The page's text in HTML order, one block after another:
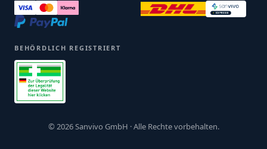
BEHÖRDLICH REGISTRIERT
© 2026 Sanvivo GmbH · Alle Rechte vorbehalten.